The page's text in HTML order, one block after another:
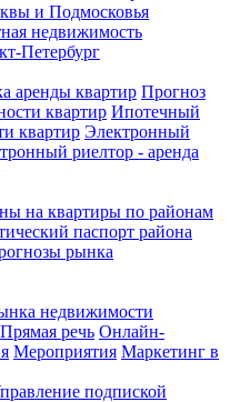
и Подмосковья
недвижимость
Петербург
аренды квартир Прогноз
квартир Ипотечный
квартир Электронный
риелтор - аренда
на квартиры по районам
паспорт района
рынка
недвижимости
Прямая речь Онлайн-
Мероприятия Маркетинг в
подпиской